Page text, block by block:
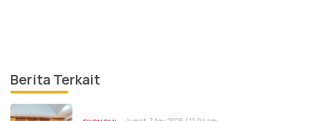
Berita Terkait